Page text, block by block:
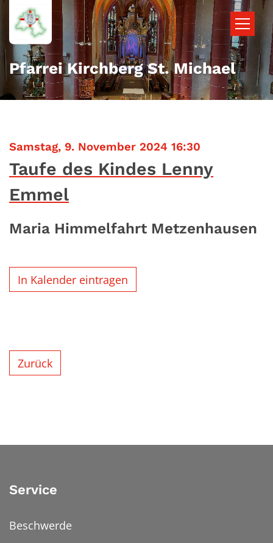
Zum Inhalt springen
Pfarrei Kirchberg St. Michael
Samstag, 9. November 2024 16:30
Taufe des Kindes Lenny
Emmel
Maria Himmelfahrt Metzenhausen
In Kalender eintragen
Zurück
Service
Beschwerde